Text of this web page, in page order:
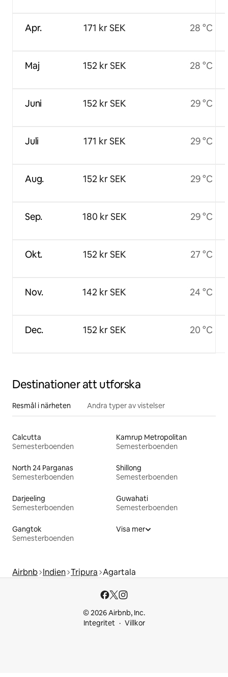
Apr.
Maj
Juni
Juli
Aug.
Sep.
Okt.
Nov.
Dec.
171 kr SEK
152 kr SEK
152 kr SEK
171 kr SEK
152 kr SEK
180 kr SEK
152 kr SEK
142 kr SEK
152 kr SEK
28 °C
28 °C
29 °C
29 °C
29 °C
29 °C
27 °C
24 °C
20 °C
Destinationer att utforska
Resmål i närheten Andra typer av vistelser
Calcutta
Semesterboenden
Kamrup Metropolitan
Semesterboenden
North 24 Parganas
Semesterboenden
Shillong
Semesterboenden
Darjeeling
Semesterboenden
Guwahati
Semesterboenden
Gangtok
Semesterboenden
Visa mer
Airbnb Indien Tripura Agartala
© 2026 Airbnb, Inc.
Integritet
Villkor